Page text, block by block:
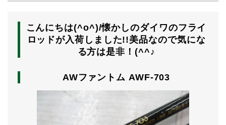
こんにちは(^o^)/懐かしのダイワのフライ
ロッドが入荷しました!!美品なので気にな
る方は是非！(^^♪
AWファントム AWF-703